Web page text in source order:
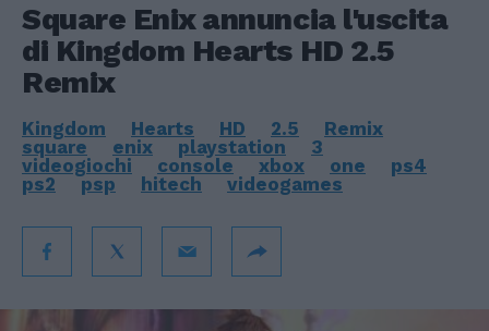
Square Enix annuncia l'uscita
di Kingdom Hearts HD 2.5
Remix
Kingdom Hearts HD 2.5
Remix
square
enix playstation
3
videogiochi
console xbox one
ps4
ps2
psp hitech videogames